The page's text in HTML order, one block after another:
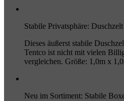
Stabile Privatsphäre:
Dieses äußerst stabile
Tentco ist nicht mit vielen
vergleichen. Größe: 1,0m x
Neu im Sortiment: Stabile